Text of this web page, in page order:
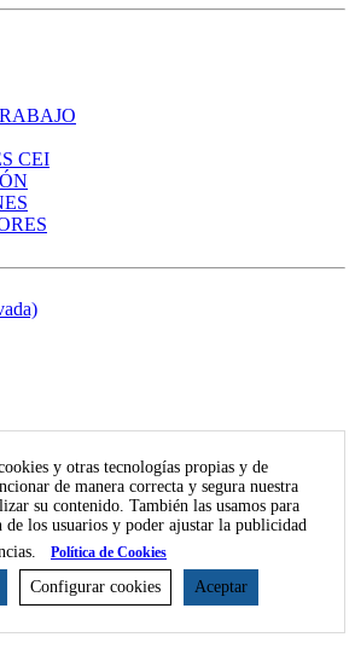
CEI
y otras tecnologías propias y de
de manera correcta y segura nuestra
su contenido. También las usamos para
de los usuarios y poder ajustar la publicidad
Política de Cookies
Configurar cookies Aceptar